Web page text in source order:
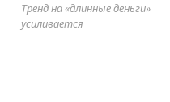
Тренд на «длинные деньги»
усиливается